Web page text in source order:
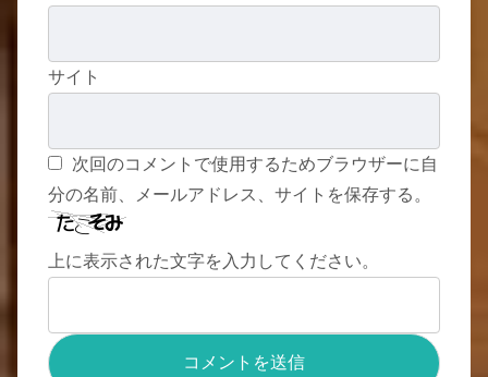
サイト
次回のコメントで使用するためブラウザーに自
分の名前、メールアドレス、サイトを保存する。
上に表示された文字を入力してください。